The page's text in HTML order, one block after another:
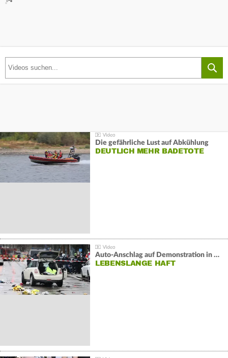
Die gefährliche Lust auf Abkühlung
DEUTLICH MEHR BADETOTE
Auto-Anschlag auf Demonstration in München:
LEBENSLANGE HAFT